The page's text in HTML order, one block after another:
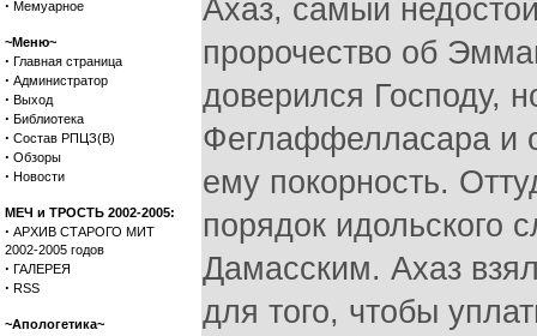
· Мемуарное
~Меню~
· Главная страница
· Администратор
· Выход
· Библиотека
· Состав РПЦЗ(В)
· Обзоры
· Новости
МЕЧ и ТРОСТЬ 2002-2005:
· АРХИВ СТАРОГО МИТ
2002-2005 годов
· ГАЛЕРЕЯ
· RSS
~Апологетика~
Ахаз, самый
пророчество об
доверился Господу,
Феглаффелласара и
ему покорность.
порядок идольского
Дамасским. Ахаз
для того, чтобы